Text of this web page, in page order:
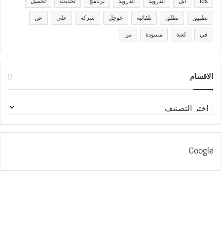
تطبيق تطلق تلقائية جوجل شركة على عن
في لعبة مسودة من
الاقسام
الاقسام
Google